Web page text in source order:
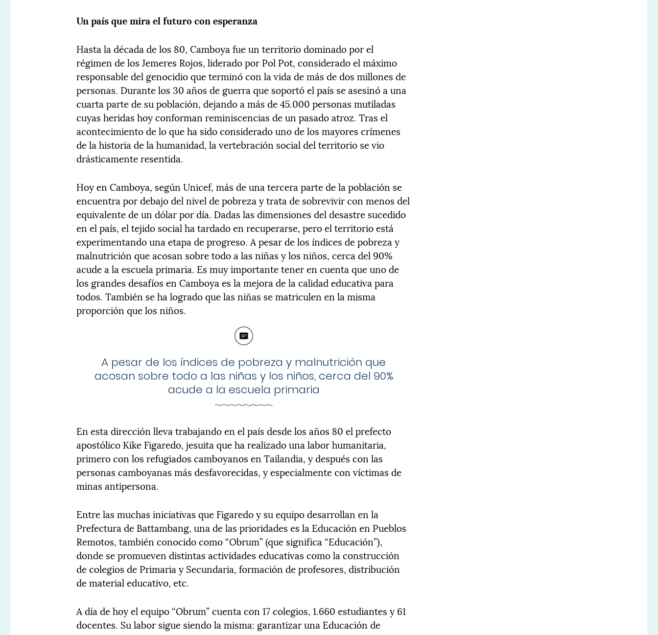
Un país que mira el futuro con esperanza
Hasta la década de los 80, Camboya fue un territorio dominado por el
régimen de los Jemeres Rojos, liderado por Pol Pot, considerado el máximo
responsable del genocidio que terminó con la vida de más de dos millones de
personas. Durante los 30 años de guerra que soportó el país se asesinó a una
cuarta parte de su población, dejando a más de 45.000 personas mutiladas
cuyas heridas hoy conforman reminiscencias de un pasado atroz. Tras el
acontecimiento de lo que ha sido considerado uno de los mayores crímenes
de la historia de la humanidad, la vertebración social del territorio se vio
drásticamente resentida.
Hoy en Camboya, según Unicef, más de una tercera parte de la población se
encuentra por debajo del nivel de pobreza y trata de sobrevivir con menos del
equivalente de un dólar por día. Dadas las dimensiones del desastre sucedido
en el país, el tejido social ha tardado en recuperarse, pero el territorio está
experimentando una etapa de progreso. A pesar de los índices de pobreza y
malnutrición que acosan sobre todo a las niñas y los niños, cerca del 90%
acude a la escuela primaria. Es muy importante tener en cuenta que uno de
los grandes desafíos en Camboya es la mejora de la calidad educativa para
todos. También se ha logrado que las niñas se matriculen en la misma
proporción que los niños.
A pesar de los índices de pobreza y malnutrición que
acosan sobre todo a las niñas y los niños, cerca del 90%
acude a la escuela primaria
En esta dirección lleva trabajando en el país desde los años 80 el prefecto
apostólico Kike Figaredo, jesuita que ha realizado una labor humanitaria,
primero con los refugiados camboyanos en Tailandia, y después con las
personas camboyanas más desfavorecidas, y especialmente con víctimas de
minas antipersona.
Entre las muchas iniciativas que Figaredo y su equipo desarrollan en la
Prefectura de Battambang, una de las prioridades es la Educación en Pueblos
Remotos, también conocido como “Obrum” (que significa “Educación”),
donde se promueven distintas actividades educativas como la construcción
de colegios de Primaria y Secundaria, formación de profesores, distribución
de material educativo, etc.
A día de hoy el equipo “Obrum” cuenta con 17 colegios, 1.660 estudiantes y 61
docentes. Su labor sigue siendo la misma: garantizar una Educación de